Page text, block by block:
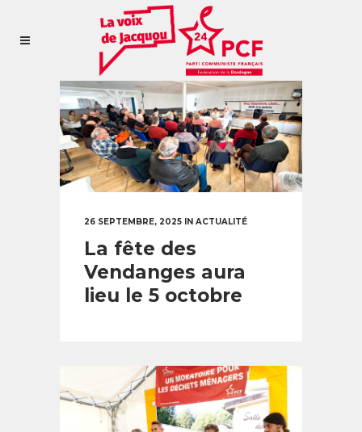
26 SEPTEMBRE, 2025 IN ACTUALITÉ
La fête des
Vendanges aura
lieu le 5 octobre